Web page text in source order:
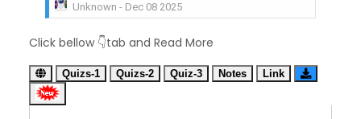
Unknown - Dec 07 2025
Unknown- Dec 06 2025
KVS Exam-Current Affairs Quiz (SET-4) in
Unknown-Dec 05 2025
Click bellow 👇tab and Read More
Quizs-1 Quizs-2 Quiz-3 Notes Link